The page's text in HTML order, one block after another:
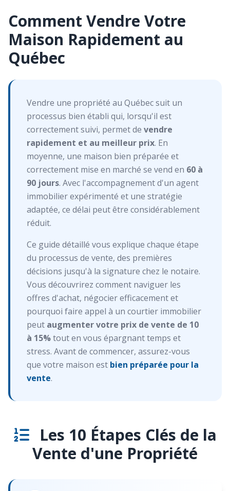
Comment Vendre Votre
Maison Rapidement au
Québec
Vendre une propriété au Québec suit un
processus bien établi qui, lorsqu'il est
correctement suivi, permet de vendre
rapidement et au meilleur prix. En
moyenne, une maison bien préparée et
correctement mise en marché se vend en 60 à
90 jours. Avec l'accompagnement d'un agent
immobilier expérimenté et une stratégie
adaptée, ce délai peut être considérablement
réduit.
Ce guide détaillé vous explique chaque étape
du processus de vente, des premières
décisions jusqu'à la signature chez le notaire.
Vous découvrirez comment naviguer les
offres d'achat, négocier efficacement et
pourquoi faire appel à un courtier immobilier
peut augmenter votre prix de vente de 10
à 15%tout en vous épargnant temps et
stress. Avant de commencer, assurez-vous
que votre maison est bien préparée pour la
vente.
Les 10 Étapes Clés de la
Vente d'une Propriété